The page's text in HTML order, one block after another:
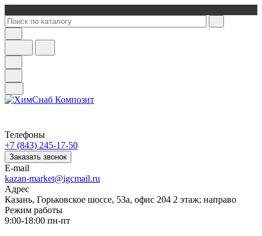
Телефоны
+7 (843) 245-17-50
Заказать звонок
E-mail
kazan-market@igcmail.ru
Адрес
Казань, ​Горьковское шоссе, 53а, офис 204 2 этаж; направо
Режим работы
9:00-18:00 пн-пт